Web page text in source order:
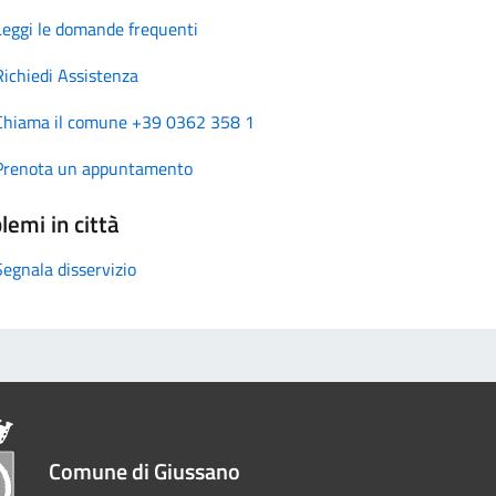
le domande frequenti
Assistenza
il comune +39 0362 358 1
un appuntamento
in città
disservizio
Comune di Giussano